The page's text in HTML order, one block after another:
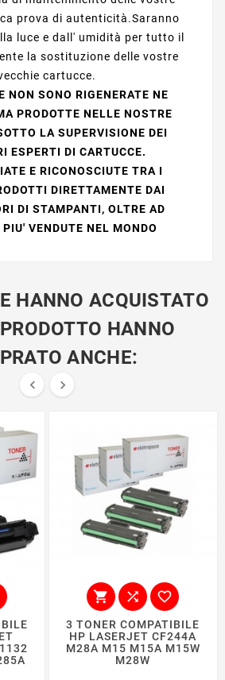
prova di autenticità.Saranno
luce e dall' umidità per tutto il
la sostituzione delle vostre
cartucce.
NON SONO RIGENERATE NE
PRODOTTE NELLE NOSTRE
LA SUPERVISIONE DEI
ESPERTI DI CARTUCCE.
E RICONOSCIUTE TRA I
DIRETTAMENTE DAI
DI STAMPANTI, OLTRE AD
PIU' VENDUTE NEL MONDO
HANNO ACQUISTATO
HANNO
ANCHE:
 
  
3 TONER COMPATIBILE
HP LASERJET CF244A
M28A M15 M15A M15W
M28W